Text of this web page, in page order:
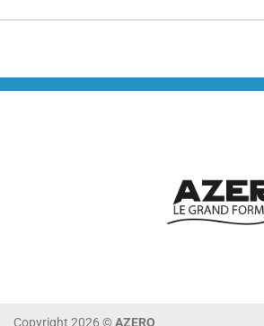
Copyright 2026 ©AZERO